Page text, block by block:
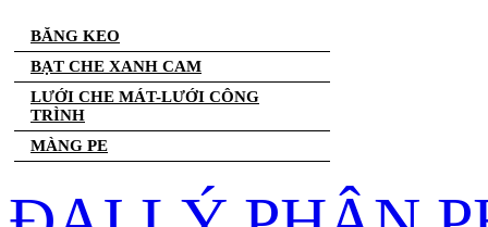
BĂNG KEO
BẠT CHE XANH CAM
LƯỚI CHE MÁT-LƯỚI CÔNG
TRÌNH
MÀNG PE